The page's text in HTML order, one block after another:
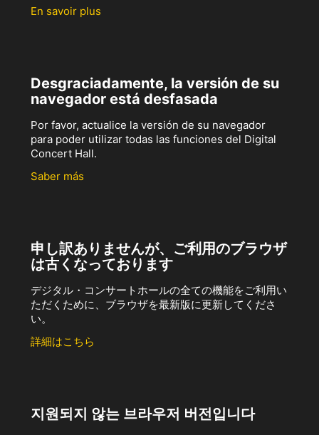
En savoir plus
Desgraciadamente, la versión de su
navegador está desfasada
Por favor, actualice la versión de su navegador
para poder utilizar todas las funciones del Digital
Concert Hall.
Saber más
申し訳ありませんが、ご利用のブラウザ
は古くなっております
デジタル・コンサートホールの全ての機能をご利用い
ただくために、ブラウザを最新版に更新してくださ
い。
詳細はこちら
지원되지 않는 브라우저 버전입니다